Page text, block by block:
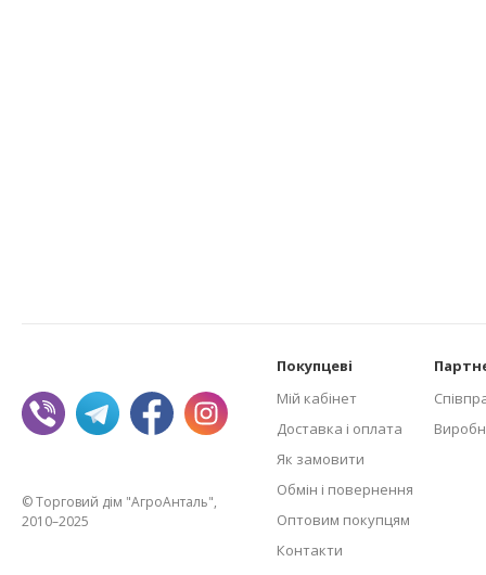
© Торговий дім "АгроАнталь",
2010–2025
Покупцеві
Мій кабінет
Доставка і оплата
Як замовити
Обмін і повернення
Оптовим покупцям
Контакти